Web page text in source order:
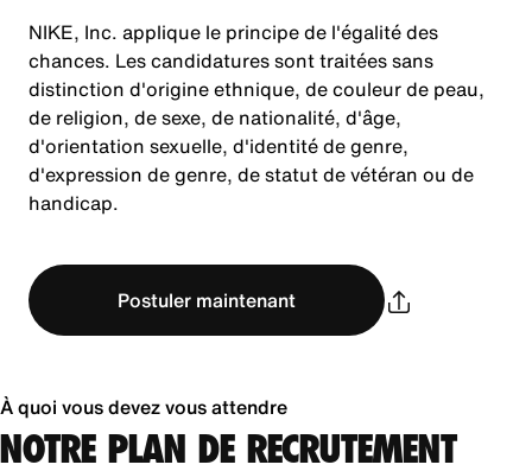
NIKE, Inc. applique le principe de l'égalité des
chances. Les candidatures sont traitées sans
distinction d'origine ethnique, de couleur de peau,
de religion, de sexe, de nationalité, d'âge,
d'orientation sexuelle, d'identité de genre,
d'expression de genre, de statut de vétéran ou de
handicap.
Postuler maintenant
À quoi vous devez vous attendre
NOTRE PLAN DE RECRUTEMENT